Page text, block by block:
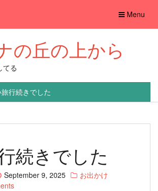
Toggle
Menu
の丘の上から
てる
行続きでした
続きでした
September 9, 2025
お出かけ